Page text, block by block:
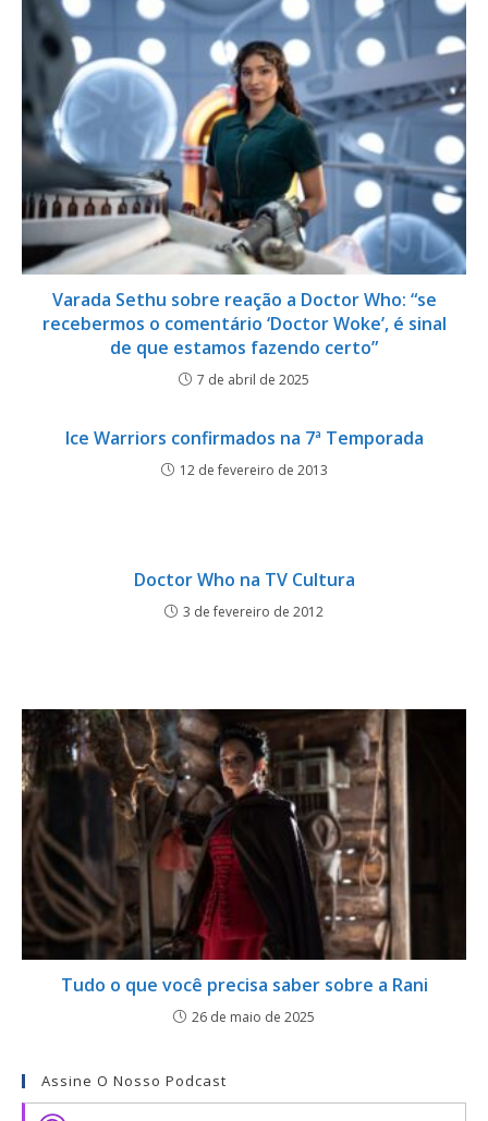
Varada Sethu sobre reação a Doctor Who: “se
recebermos o comentário ‘Doctor Woke’, é sinal
de que estamos fazendo certo”
7 de abril de 2025
Ice Warriors confirmados na 7ª Temporada
12 de fevereiro de 2013
Doctor Who na TV Cultura
3 de fevereiro de 2012
Tudo o que você precisa saber sobre a Rani
26 de maio de 2025
Assine O Nosso Podcast